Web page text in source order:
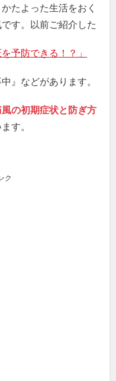
たよった生活をおく
す。以前ご紹介した
予防できる！？」
』などがあります。
風の初期症状と防ぎ方
す。
ク